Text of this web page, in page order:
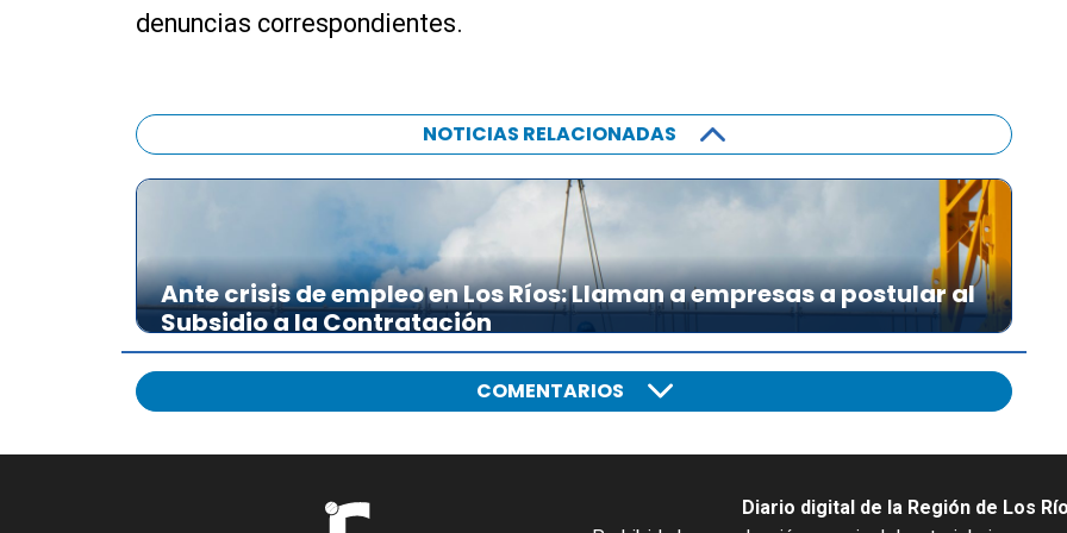
denuncias correspondientes.
NOTICIAS RELACIONADAS
Ante crisis de empleo en Los Ríos: Llaman a empresas a postular al
Subsidio a la Contratación
COMENTARIOS
Diario digital de la Región de Los